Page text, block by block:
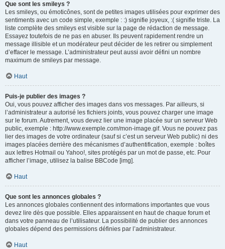
Que sont les smileys ?
Les smileys, ou émoticônes, sont de petites images utilisées pour exprimer des
sentiments avec un code simple, exemple : :) signifie joyeux, :( signifie triste. La
liste complète des smileys est visible sur la page de rédaction de message.
Essayez toutefois de ne pas en abuser. Ils peuvent rapidement rendre un
message illisible et un modérateur peut décider de les retirer ou simplement
d’effacer le message. L’administrateur peut aussi avoir défini un nombre
maximum de smileys par message.
Haut
Puis-je publier des images ?
Oui, vous pouvez afficher des images dans vos messages. Par ailleurs, si
l’administrateur a autorisé les fichiers joints, vous pouvez charger une image
sur le forum. Autrement, vous devez lier une image placée sur un serveur Web
public, exemple : http://www.exemple.com/mon-image.gif. Vous ne pouvez pas
lier des images de votre ordinateur (sauf si c’est un serveur Web public) ni des
images placées derrière des mécanismes d’authentification, exemple : boîtes
aux lettres Hotmail ou Yahoo!, sites protégés par un mot de passe, etc. Pour
afficher l’image, utilisez la balise BBCode [img].
Haut
Que sont les annonces globales ?
Les annonces globales contiennent des informations importantes que vous
devez lire dès que possible. Elles apparaissent en haut de chaque forum et
dans votre panneau de l’utilisateur. La possibilité de publier des annonces
globales dépend des permissions définies par l’administrateur.
Haut